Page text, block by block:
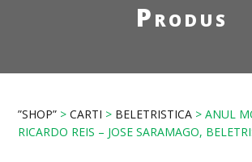
Produs
”SHOP” >CARTI > BELETRISTICA > ANUL
RICARDO REIS – JOSE SARAMAGO,